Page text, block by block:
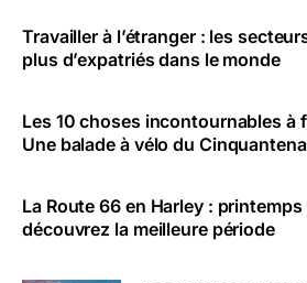
Travailler à l’étranger : les
plus d’expatriés dans le monde
Les 10 choses incontournables à
Une balade à vélo du
La Route 66 en Harley :
découvrez la meilleure période